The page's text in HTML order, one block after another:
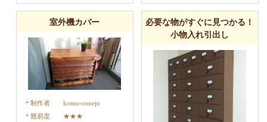
室外機カバー
制作者
komo-conejo
難易度
★★★
必要な物がすぐに見つかる！
小物入れ引出し